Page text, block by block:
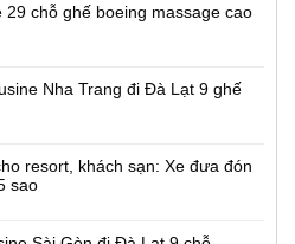
29 chỗ ghế boeing massage cao
Nha Trang đi Đà Lạt 9 ghế
resort, khách sạn: Xe đưa đón
sao